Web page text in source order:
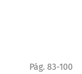
Pág. 83-100